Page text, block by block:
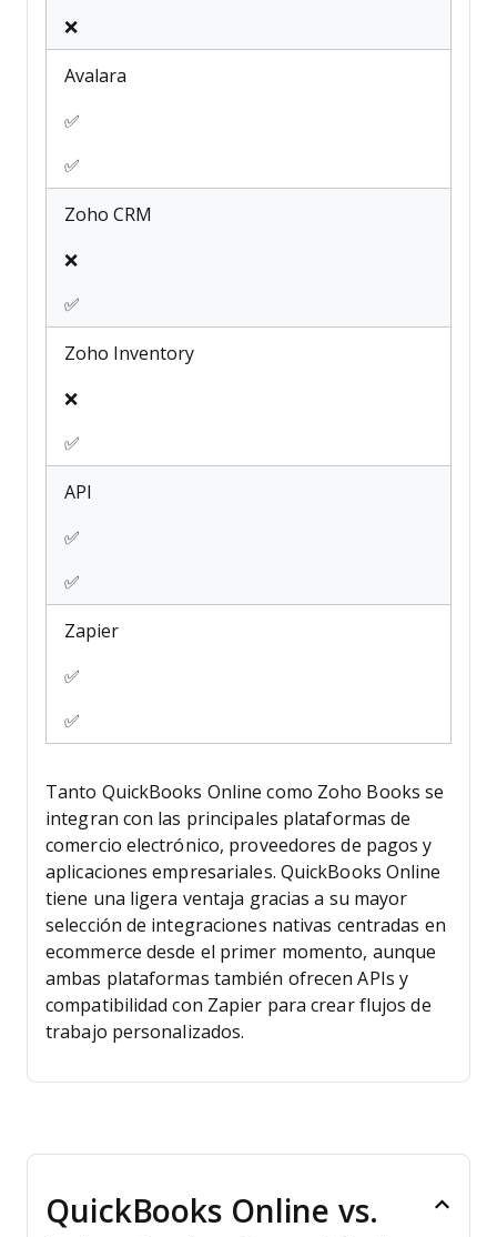
❌
Avalara
✅
✅
Zoho CRM
❌
✅
Zoho Inventory
❌
✅
API
✅
✅
Zapier
✅
✅
Tanto QuickBooks Online como Zoho Books se
integran con las principales plataformas de
comercio electrónico, proveedores de pagos y
aplicaciones empresariales. QuickBooks Online
tiene una ligera ventaja gracias a su mayor
selección de integraciones nativas centradas en
ecommerce desde el primer momento, aunque
ambas plataformas también ofrecen APIs y
compatibilidad con Zapier para crear flujos de
trabajo personalizados.
QuickBooks Online vs.